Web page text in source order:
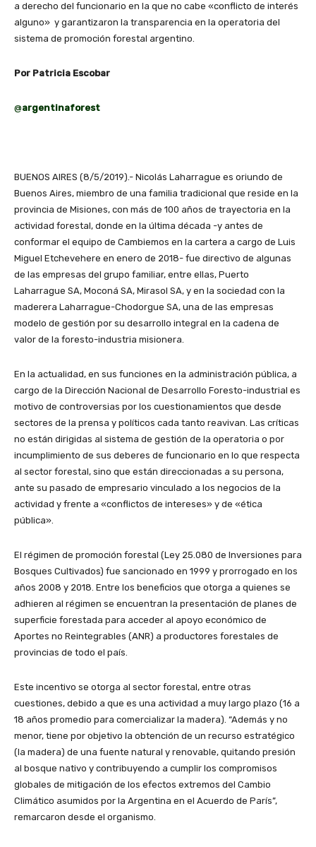
a derecho del funcionario en la que no cabe «conflicto de interés
alguno» y garantizaron la transparencia en la operatoria del
sistema de promoción forestal argentino.
Por Patricia Escobar
@argentinaforest
BUENOS AIRES (8/5/2019).- Nicolás Laharrague es oriundo de
Buenos Aires, miembro de una familia tradicional que reside en la
provincia de Misiones, con más de 100 años de trayectoria en la
actividad forestal, donde en la última década -y antes de
conformar el equipo de Cambiemos en la cartera a cargo de Luis
Miguel Etchevehere en enero de 2018- fue directivo de algunas
de las empresas del grupo familiar, entre ellas, Puerto
Laharrague SA, Moconá SA, Mirasol SA, y en la sociedad con la
maderera Laharrague-Chodorgue SA, una de las empresas
modelo de gestión por su desarrollo integral en la cadena de
valor de la foresto-industria misionera.
En la actualidad, en sus funciones en la administración pública, a
cargo de la Dirección Nacional de Desarrollo Foresto-industrial es
motivo de controversias por los cuestionamientos que desde
sectores de la prensa y políticos cada tanto reavivan. Las críticas
no están dirigidas al sistema de gestión de la operatoria o por
incumplimiento de sus deberes de funcionario en lo que respecta
al sector forestal, sino que están direccionadas a su persona,
ante su pasado de empresario vinculado a los negocios de la
actividad y frente a «conflictos de intereses» y de «ética
pública».
El régimen de promoción forestal (Ley 25.080 de Inversiones para
Bosques Cultivados) fue sancionado en 1999 y prorrogado en los
años 2008 y 2018. Entre los beneficios que otorga a quienes se
adhieren al régimen se encuentran la presentación de planes de
superficie forestada para acceder al apoyo económico de
Aportes no Reintegrables (ANR) a productores forestales de
provincias de todo el país.
Este incentivo se otorga al sector forestal, entre otras
cuestiones, debido a que es una actividad a muy largo plazo (16 a
18 años promedio para comercializar la madera). “Además y no
menor, tiene por objetivo la obtención de un recurso estratégico
(la madera) de una fuente natural y renovable, quitando presión
al bosque nativo y contribuyendo a cumplir los compromisos
globales de mitigación de los efectos extremos del Cambio
Climático asumidos por la Argentina en el Acuerdo de París”,
remarcaron desde el organismo.